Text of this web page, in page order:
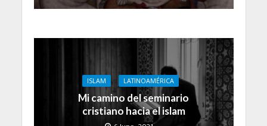
ISLAM LATINOAMÉRICA
Mi camino del seminario
cristiano hacia el islam